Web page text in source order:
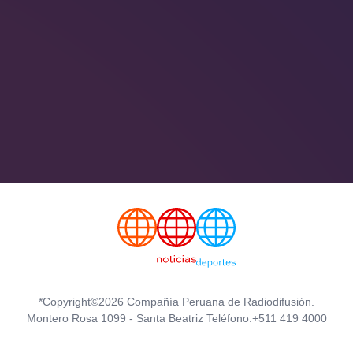
*Copyright©2026 Compañía Peruana de Radiodifusión.
Montero Rosa 1099 - Santa Beatriz Teléfono:+511 419 4000